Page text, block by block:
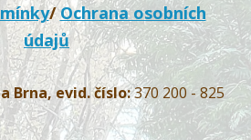
/Ochrana osobních
údajů
Brna, evid. číslo:370 200 - 825